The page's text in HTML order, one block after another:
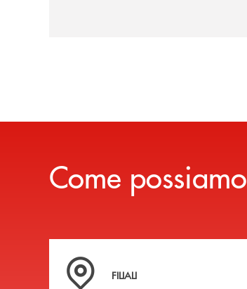
Come possiamo
Trova la filiale più vicina a te
FILIALI